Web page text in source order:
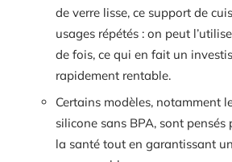
de verre lisse, ce support de
usages répétés : on peut
de fois, ce qui en fait un
rapidement rentable.
Certains modèles, notamment
silicone sans BPA, sont pensés
la santé tout en garantissant